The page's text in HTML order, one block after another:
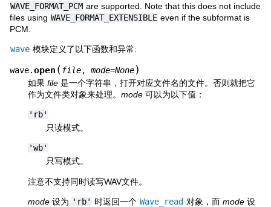
WAVE_FORMAT_PCM are supported. Note that this does not include
files using WAVE_FORMAT_EXTENSIBLE even if the subformat is
PCM.
wave 模块定义了以下函数和异常:
wave.open ( file, mode=None)
如果 file 是一个字符串，打开对应文件名的文件。否则就把它
作为文件类对象来处理。 mode 可以为以下值：
'rb'
只读模式。
'wb'
只写模式。
注意不支持同时读写WAV文件。
mode 设为 'rb' 时返回一个 Wave_read 对象，而 mode 设